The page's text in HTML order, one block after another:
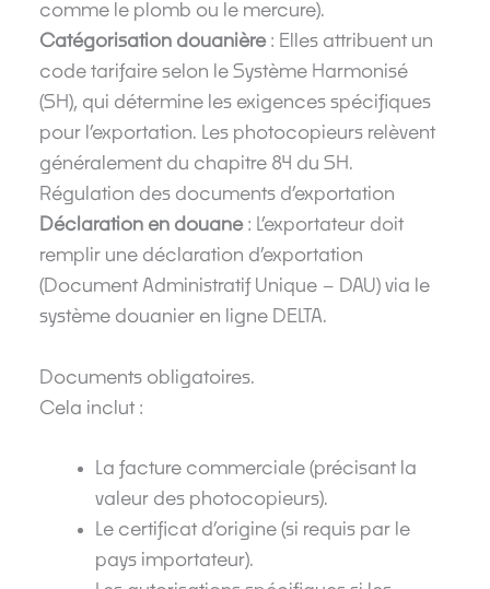
comme le plomb ou le mercure).
Catégorisation douanière: Elles attribuent un
code tarifaire selon le Système Harmonisé
(SH), qui détermine les exigences spécifiques
pour l’exportation. Les photocopieurs relèvent
généralement du chapitre 84 du SH.
Régulation des documents d’exportation
Déclaration en douane: L’exportateur doit
remplir une déclaration d’exportation
(Document Administratif Unique – DAU) via le
système douanier en ligne DELTA.
Documents obligatoires.
Cela inclut :
La facture commerciale (précisant la
valeur des photocopieurs).
Le certificat d’origine (si requis par le
pays importateur).